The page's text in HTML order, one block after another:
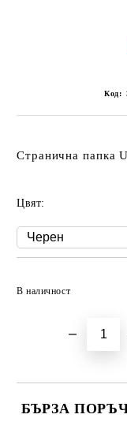
Код:
Странична папка
Цвят:
В наличност
БЪРЗА